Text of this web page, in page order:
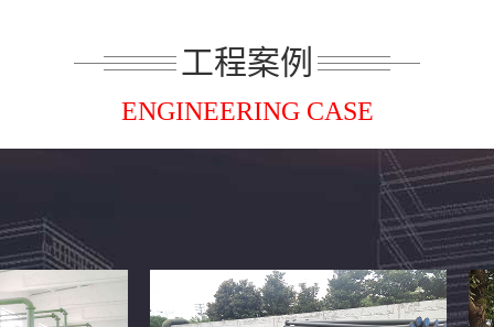
工程案例
ENGINEERING CASE